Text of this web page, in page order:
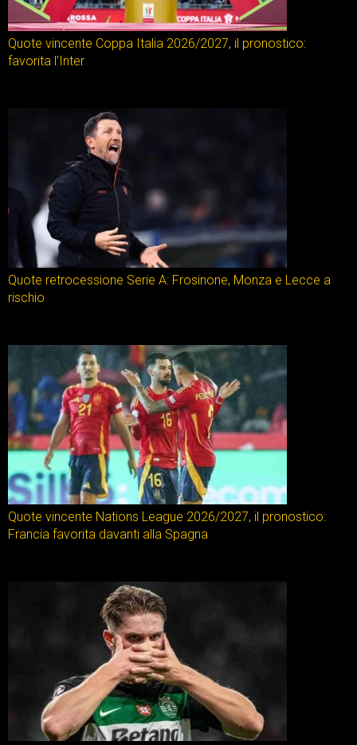
Quote vincente Coppa Italia 2026/2027, il pronostico:
favorita l’Inter
Quote retrocessione Serie A: Frosinone, Monza e Lecce a
rischio
Quote vincente Nations League 2026/2027, il pronostico:
Francia favorita davanti alla Spagna